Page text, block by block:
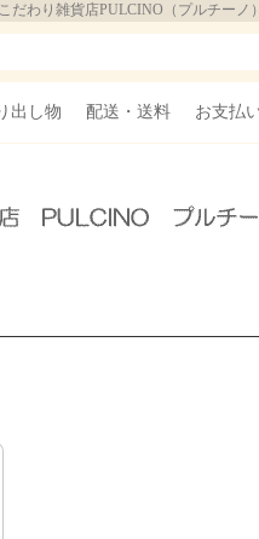
わり雑貨店PULCINO（プルチーノ）
出し物 配送・送料 お支払